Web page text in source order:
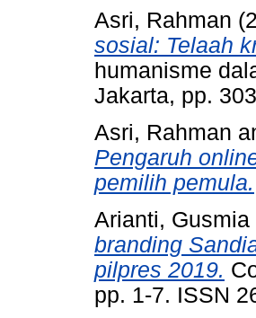
Asri, Rahman
sosial: Telaah
humanisme
Jakarta, pp.
Asri, Rahman
Pengaruh
pemilih pemula.
Arianti, Gusmia
branding
pilpres 2019.
pp. 1-7. ISSN